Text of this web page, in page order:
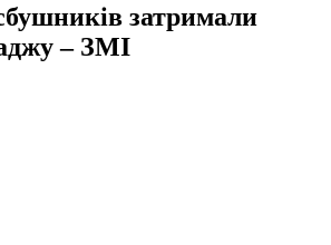
затримали
– ЗМІ